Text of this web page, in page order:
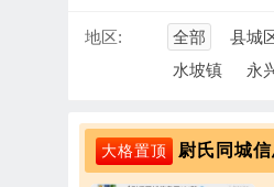
地区: 全部 县城
水坡镇
永
大格置顶 尉氏同城